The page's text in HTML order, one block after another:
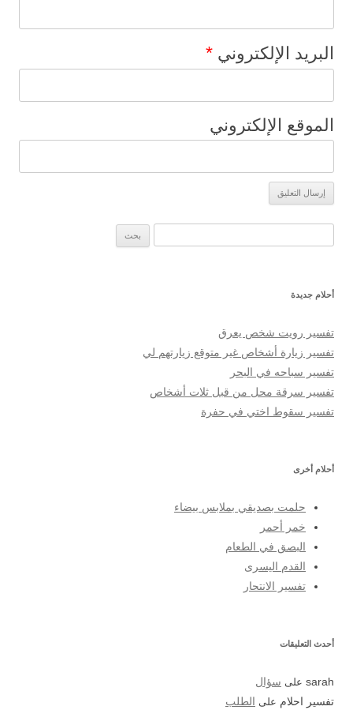
البريد الإلكتروني *
الموقع الإلكتروني
أحلام جديدة
تفسير رويت شخص يعرق
تفسير زيارة أشخاص غير متوقع زيارتهم لي
تفسير سباحه في البحر
تفسير سرقة محل من قبل ثلات أشخاص
تفسير سقوط اختي في حفرة
أحلام أخرى
حلمت بصديقي بملابس بيضاء
خمر أحمر
البصق في الطعام
القدم اليسرى
تفسير الانتحار
أحدث التعليقات
sarah على سؤال
تفسير احلام على الطلب